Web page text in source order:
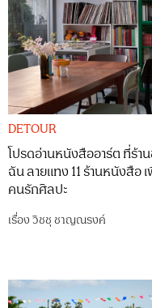
DETOUR
โปรดอ่านหนังสืออาร์ต ที่ร้า
ฉัน ลายแทง 11 ร้านหนังสือ
คนรักศิลปะ
เรื่องวิชชุ ชาญณรงค์